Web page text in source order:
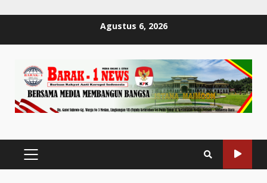
Agustus 6, 2026
PRIMARY
MENU